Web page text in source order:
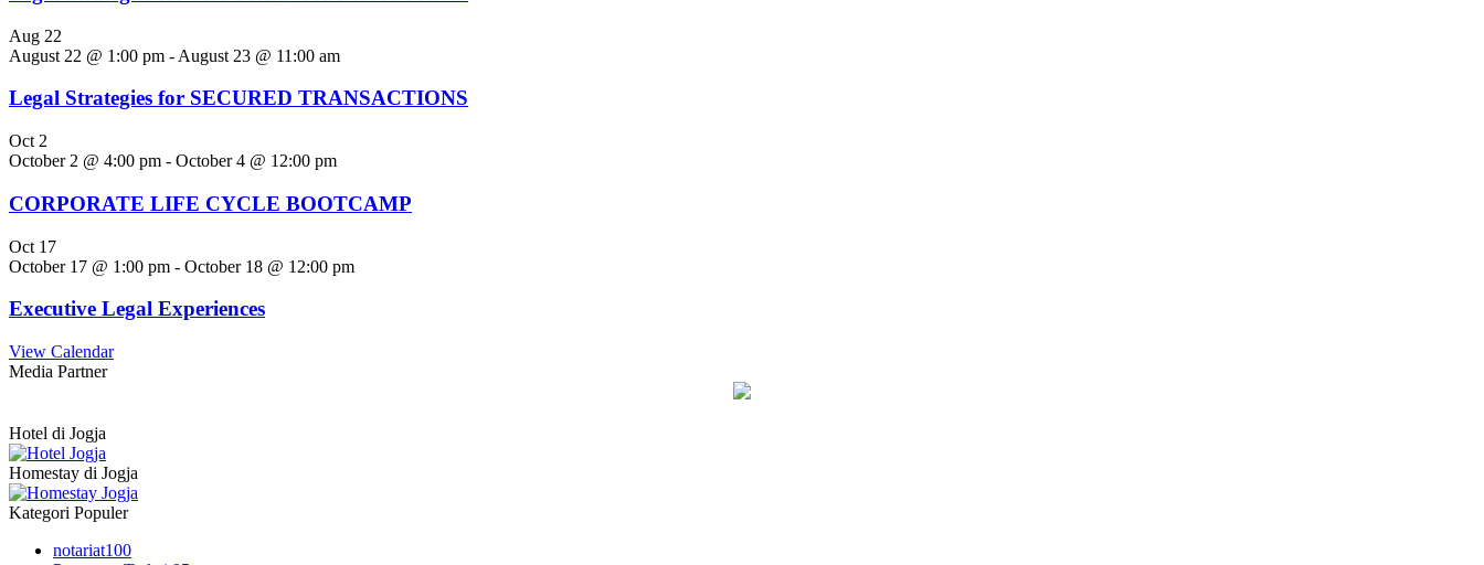
Aug 22
August 22 @ 1:00 pm - August 23 @ 11:00 am
Legal Strategies for SECURED TRANSACTIONS
Oct 2
October 2 @ 4:00 pm - October 4 @ 12:00 pm
CORPORATE LIFE CYCLE BOOTCAMP
Oct 17
October 17 @ 1:00 pm - October 18 @ 12:00 pm
Executive Legal Experiences
View Calendar
Media Partner
Hotel di Jogja
Homestay di Jogja
Kategori Populer
notariat100